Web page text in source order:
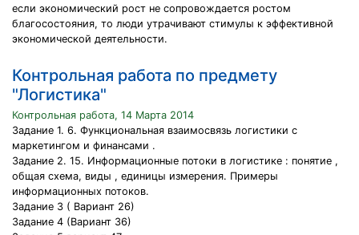
если экономический рост не сопровождается ростом
благосостояния, то люди утрачивают стимулы к эффективной
экономической деятельности.
Контрольная работа по предмету
"Логистика"
Контрольная работа, 14 Марта 2014
Задание 1. 6. Функциональная взаимосвязь логистики с
маркетингом и финансами .
Задание 2. 15. Информационные потоки в логистике : понятие ,
общая схема, виды , единицы измерения. Примеры
информационных потоков.
Задание 3 ( Вариант 26)
Задание 4 (Вариант 36)